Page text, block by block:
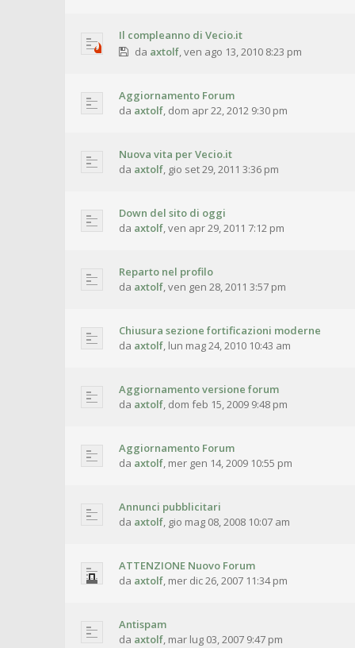
Il compleanno di Vecio.it
da axtolf,ven ago 13, 2010 8:23 pm
Aggiornamento Forum
da axtolf, dom apr 22, 2012 9:30 pm
Nuova vita per Vecio.it
da axtolf, gio set 29, 2011 3:36 pm
Down del sito di oggi
da axtolf,ven apr 29, 2011 7:12 pm
Reparto nel profilo
da axtolf,ven gen 28, 2011 3:57 pm
Chiusura sezione fortificazioni moderne
da axtolf, lun mag 24, 2010 10:43 am
Aggiornamento versione forum
da axtolf, dom feb 15, 2009 9:48 pm
Aggiornamento Forum
da axtolf, mer gen 14, 2009 10:55 pm
Annunci pubblicitari
da axtolf, gio mag 08, 2008 10:07 am
ATTENZIONE Nuovo Forum
da axtolf, mer dic 26, 2007 11:34 pm
Antispam
da axtolf, mar lug 03, 2007 9:47 pm